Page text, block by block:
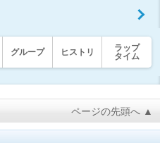
グループ ヒストリ
ラップ
タイム
ページの先頭へ ▲